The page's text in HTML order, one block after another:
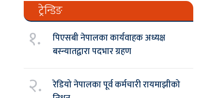
ट्रेन्डिङ
१.
पिएसबी नेपालका कार्यवाहक अध्यक्ष
बस्न्यातद्वारा पदभार ग्रहण
२.
रेडियो नेपालका पूर्व कर्मचारी रायमाझीको